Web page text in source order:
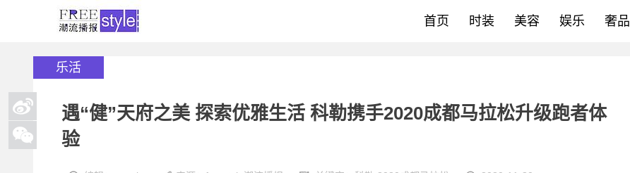
首页 时装 美容 娱乐 奢品
乐活
遇“健”天府之美 探索优雅生活 科勒携手2020成都马拉松升级跑者体
验